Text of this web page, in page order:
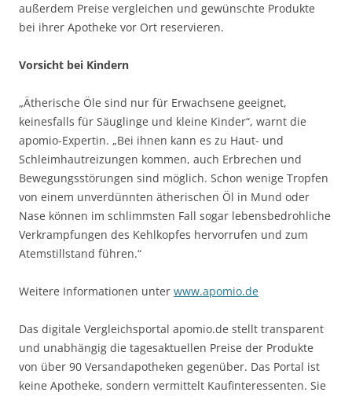
außerdem Preise vergleichen und gewünschte Produkte
bei ihrer Apotheke vor Ort reservieren.
Vorsicht bei Kindern
„Ätherische Öle sind nur für Erwachsene geeignet,
keinesfalls für Säuglinge und kleine Kinder“, warnt die
apomio-Expertin. „Bei ihnen kann es zu Haut- und
Schleimhautreizungen kommen, auch Erbrechen und
Bewegungsstörungen sind möglich. Schon wenige Tropfen
von einem unverdünnten ätherischen Öl in Mund oder
Nase können im schlimmsten Fall sogar lebensbedrohliche
Verkrampfungen des Kehlkopfes hervorrufen und zum
Atemstillstand führen.“
Weitere Informationen unter www.apomio.de
Das digitale Vergleichsportal apomio.de stellt transparent
und unabhängig die tagesaktuellen Preise der Produkte
von über 90 Versandapotheken gegenüber. Das Portal ist
keine Apotheke, sondern vermittelt Kaufinteressenten. Sie